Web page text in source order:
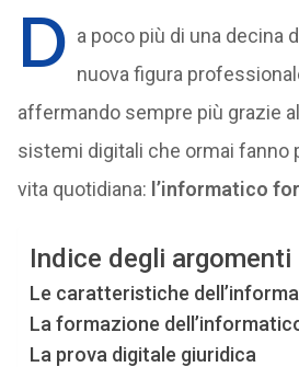
D a poco più di una decina
nuova figura
affermando sempre più grazie
sistemi digitali che ormai fanno
vita quotidiana: l’informatico
Indice degli argomenti
Le caratteristiche
La formazione
La prova digitale giuridica